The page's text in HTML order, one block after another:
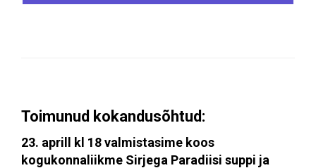
Toimunud kokandusõhtud:
23. aprill kl 18 valmistasime koos
kogukonnaliikme Sirjega Paradiisi suppi ja